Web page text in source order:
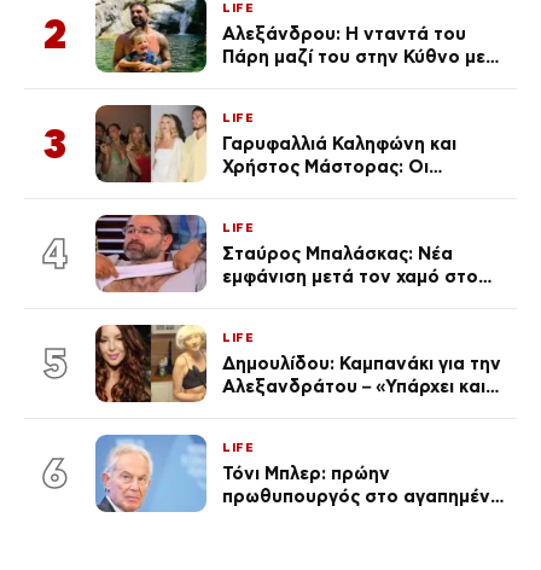
Λένας
2
LIFE
Αλεξάνδρου: Η νταντά του
Πάρη μαζί του στην Κύθνο με
3
LIFE
Γαρυφαλλιά Καληφώνη και
Χρήστος Μάστορας: Οι
απαρατήρητη
4
LIFE
Σταύρος Μπαλάσκας: Νέα
εμφάνιση μετά τον χαμό στο
5
LIFE
Δημουλίδου: Καμπανάκι για την
Αλεξανδράτου – «Υπάρχει και
6
LIFE
Τόνι Μπλερ: πρώην
πρωθυπουργός στο αγαπημένο